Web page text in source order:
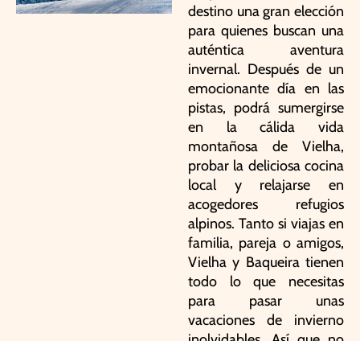
destino una gran elección
para quienes buscan una
auténtica aventura
invernal. Después de un
emocionante día en las
pistas, podrá sumergirse
en la cálida vida
montañosa de Vielha,
probar la deliciosa cocina
local y relajarse en
acogedores refugios
alpinos. Tanto si viajas en
familia, pareja o amigos,
Vielha y Baqueira tienen
todo lo que necesitas
para pasar unas
vacaciones de invierno